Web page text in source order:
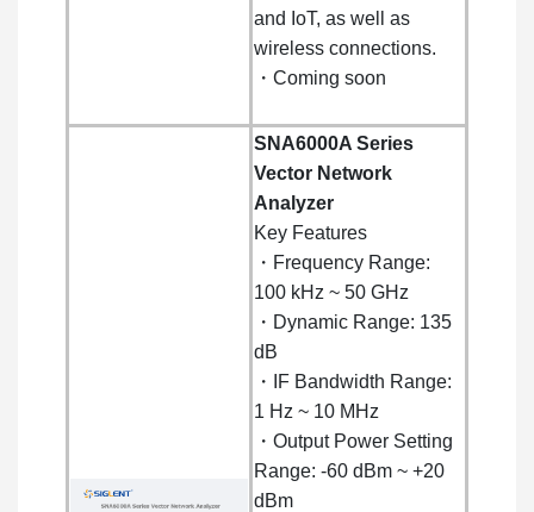
and IoT, as well as
wireless connections.
・Coming soon
SNA6000A Series
Vector Network
Analyzer
Key Features
・Frequency Range:
100 kHz ~ 50 GHz
・Dynamic Range: 135
dB
・IF Bandwidth Range:
1 Hz ~ 10 MHz
・Output Power Setting
Range: -60 dBm ~ +20
dBm